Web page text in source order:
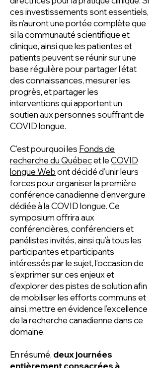
ces investissements sont essentiels,
ils n’auront une portée complète que
si la communauté scientifique et
clinique, ainsi que les patientes et
patients peuvent se réunir sur une
base régulière pour partager l’état
des connaissances, mesurer les
progrès, et partager les
interventions qui apportent un
soutien aux personnes souffrant de
COVID longue.
C’est pourquoi les Fonds de
recherche du Québecet leCOVID
longue Webont décidé d’unir leurs
forces pour organiser la première
conférence canadienne d’envergure
dédiée à la COVID longue. Ce
symposium offrira aux
conférencières, conférenciers et
panélistes invités, ainsi qu’à tous les
participantes et participants
intéressés par le sujet, l’occasion de
s’exprimer sur ces enjeux et
d’explorer des pistes de solution afin
de mobiliser les efforts communs et
ainsi, mettre en évidence l’excellence
de la recherche canadienne dans ce
domaine.
En résumé, deux journées
entièrement consacrées à